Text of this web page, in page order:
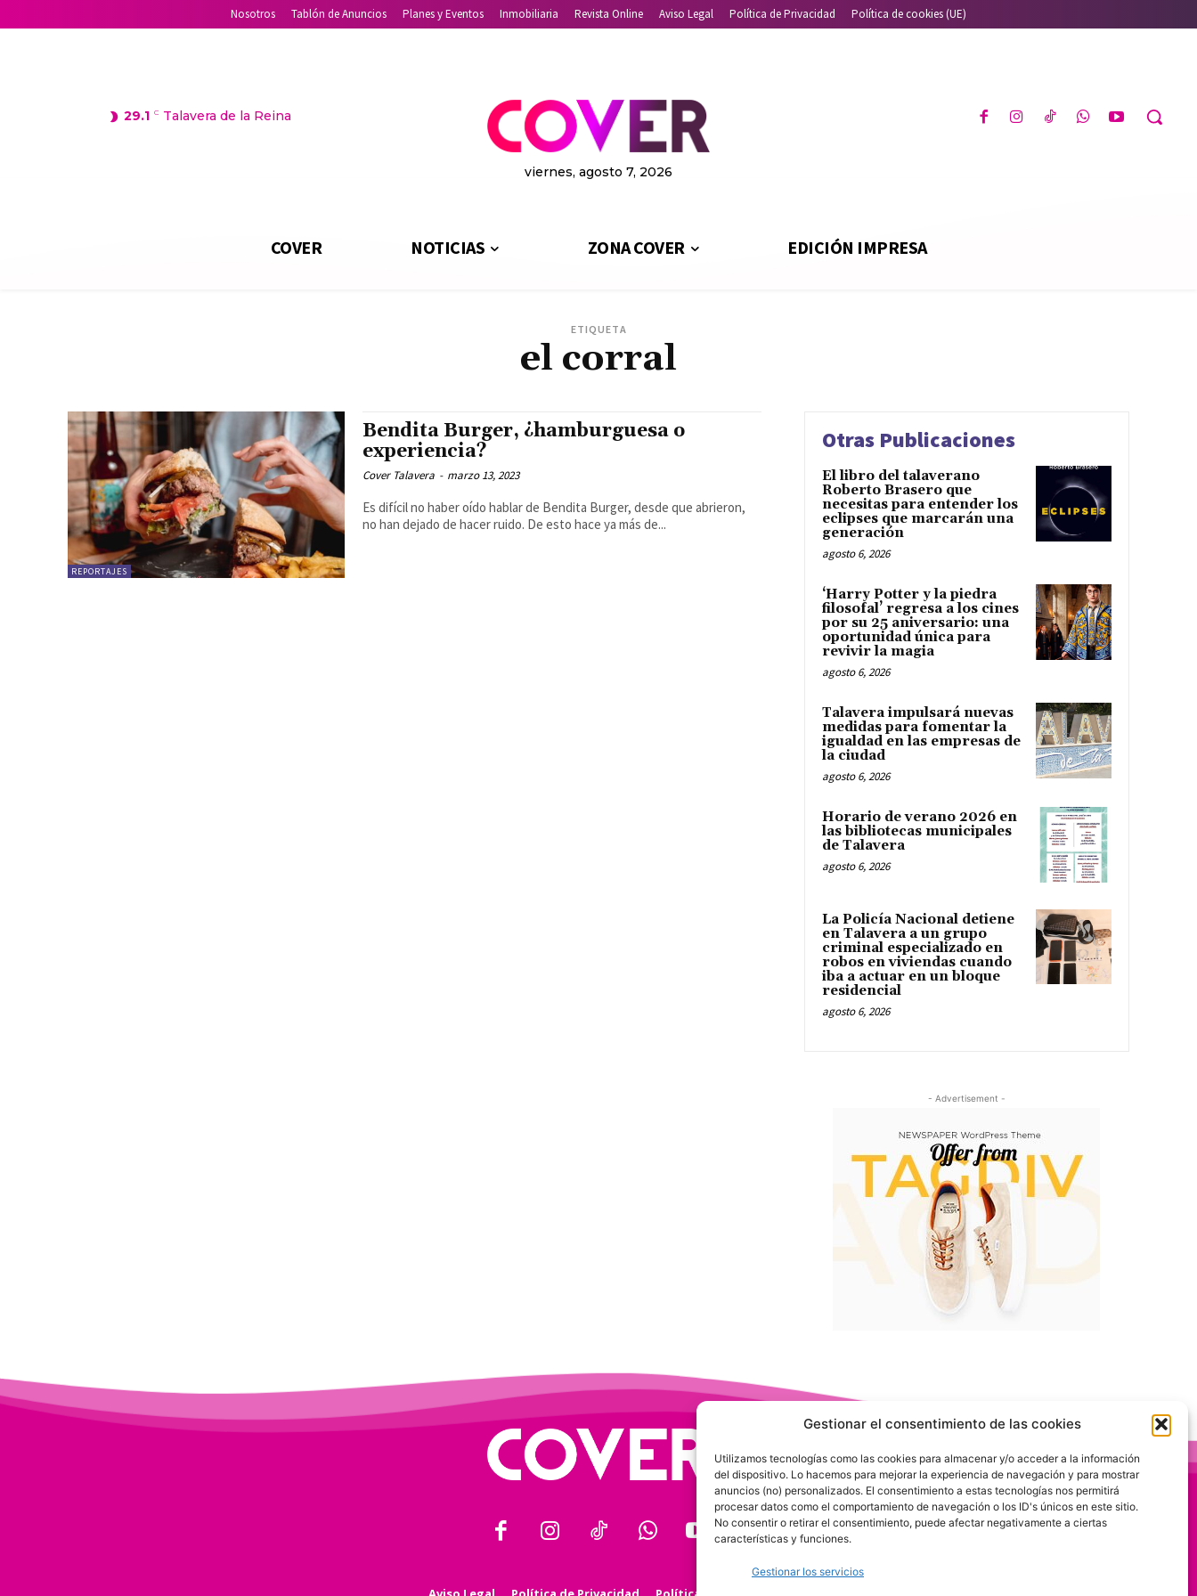
Gestionar el consentimiento de las cookies
Utilizamos tecnologías como las cookies para almacenar y/o acceder a la información
del dispositivo. Lo hacemos para mejorar la experiencia de navegación y para mostrar
anuncios (no) personalizados. El consentimiento a estas tecnologías nos permitirá
procesar datos como el comportamiento de navegación o los ID's únicos en este sitio.
No consentir o retirar el consentimiento, puede afectar negativamente a ciertas
características y funciones.
Gestionar los servicios
Nosotros Tablón de Anuncios Planes y Eventos Inmobiliaria Revista Online Aviso Legal Política de Privacidad Política de cookies (UE)
29.1 C Talavera de la Reina
viernes, agosto 7, 2026
COVER NOTICIAS ZONA COVER EDICIÓN IMPRESA
ETIQUETA
el corral
REPORTAJES
Bendita Burger, ¿hamburguesa o
experiencia?
Cover Talavera - marzo 13, 2023
Es difícil no haber oído hablar de Bendita Burger, desde que abrieron,
no han dejado de hacer ruido. De esto hace ya más de...
Otras Publicaciones
El libro del talaverano
Roberto Brasero que
necesitas para entender los
eclipses que marcarán una
generación
agosto 6, 2026
‘Harry Potter y la piedra
filosofal’ regresa a los cines
por su 25 aniversario: una
oportunidad única para
revivir la magia
agosto 6, 2026
Talavera impulsará nuevas
medidas para fomentar la
igualdad en las empresas de
la ciudad
agosto 6, 2026
Horario de verano 2026 en
las bibliotecas municipales
de Talavera
agosto 6, 2026
La Policía Nacional detiene
en Talavera a un grupo
criminal especializado en
robos en viviendas cuando
iba a actuar en un bloque
residencial
agosto 6, 2026
- Advertisement -